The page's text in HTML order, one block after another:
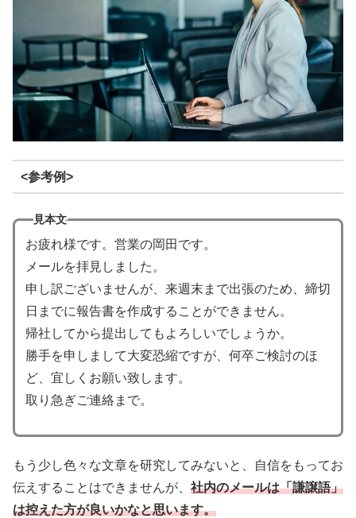
<参考例>
見本文
お疲れ様です。営業の岡田です。
メールを拝見しました。
申し訳ございませんが、来週末まで出張のため、締切
日までに報告書を作成することができません。
帰社してから提出してもよろしいでしょうか。
勝手を申しまして大変恐縮ですが、何卒ご検討のほ
ど、宜しくお願い致します。
取り急ぎご連絡まで。
もう少し色々な文章を研究してみないと、自信をもってお
伝えすることはできませんが、 社内のメールは「謙譲語」
は控えた方が良いかなと思います。